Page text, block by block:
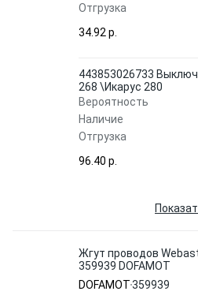
Отгрузка
34.92 p.
443853026733
268 \Икарус 280
Вероятность
Наличие
Отгрузка
96.40 p.
Жгут проводов
359939 DOFAMOT
DOFAMOT359939